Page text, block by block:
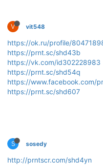
V vit548
https://ok.ru/profile/
https://prnt.sc/shd43b
https://vk.com/id302228983
https://prnt.sc/shd54q
https://www.facebook.com/
https://prnt.sc/shd607
S sosedy
http://prntscr.com/shd4yn